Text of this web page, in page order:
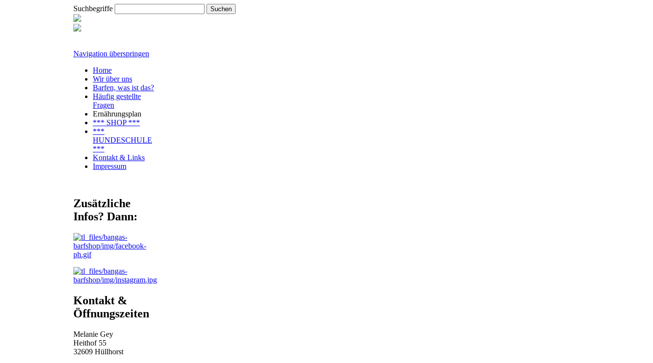
Suchbegriffe
Navigation überspringen
Home
Wir über uns
Barfen, was ist das?
Häufig gestellte
Fragen
Ernährungsplan
*** SHOP ***
***
HUNDESCHULE
***
Kontakt & Links
Impressum
Zusätzliche
Infos? Dann:
Kontakt &
Öffnungszeiten
Melanie Gey
Heithof 55
32609 Hüllhorst